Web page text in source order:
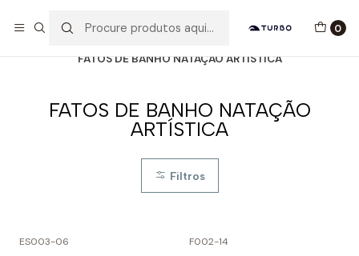
0
FATOS DE BANHO NATAÇÃO ARTÍSTICA
FATOS DE BANHO NATAÇÃO
ARTÍSTICA
Filtros
ES003-06 F002-14